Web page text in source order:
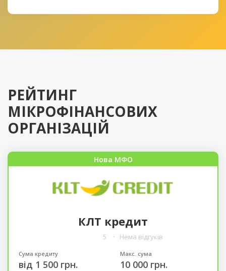
РЕЙТИНГ
МІКРОФІНАНСОВИХ
ОРГАНІЗАЦІЙ
Нова МФО
КЛТ кредит
5 Нема відгуків
Сума кредиту
від 1 500 грн.
Макс. сума
10 000 грн.